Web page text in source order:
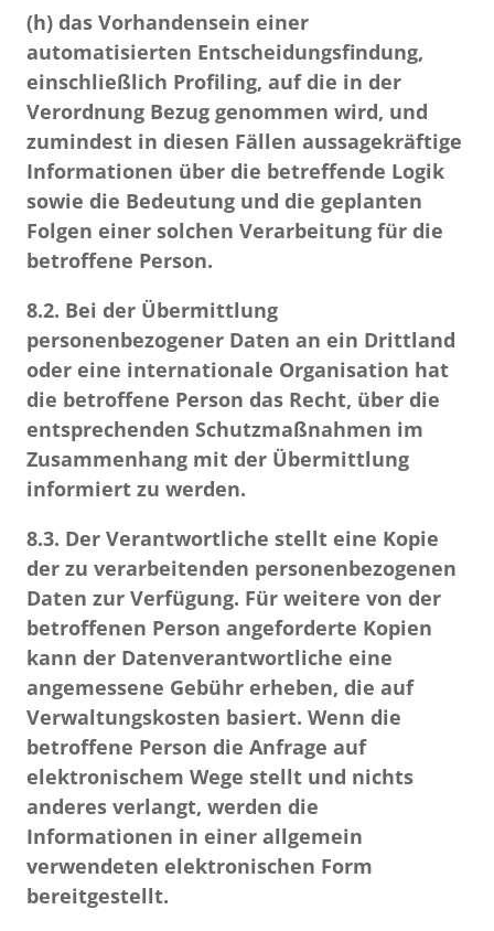
(h) das Vorhandensein einer
automatisierten Entscheidungsfindung,
einschließlich Profiling, auf die in der
Verordnung Bezug genommen wird, und
zumindest in diesen Fällen aussagekräftige
Informationen über die betreffende Logik
sowie die Bedeutung und die geplanten
Folgen einer solchen Verarbeitung für die
betroffene Person.
8.2. Bei der Übermittlung
personenbezogener Daten an ein Drittland
oder eine internationale Organisation hat
die betroffene Person das Recht, über die
entsprechenden Schutzmaßnahmen im
Zusammenhang mit der Übermittlung
informiert zu werden.
8.3. Der Verantwortliche stellt eine Kopie
der zu verarbeitenden personenbezogenen
Daten zur Verfügung. Für weitere von der
betroffenen Person angeforderte Kopien
kann der Datenverantwortliche eine
angemessene Gebühr erheben, die auf
Verwaltungskosten basiert. Wenn die
betroffene Person die Anfrage auf
elektronischem Wege stellt und nichts
anderes verlangt, werden die
Informationen in einer allgemein
verwendeten elektronischen Form
bereitgestellt.